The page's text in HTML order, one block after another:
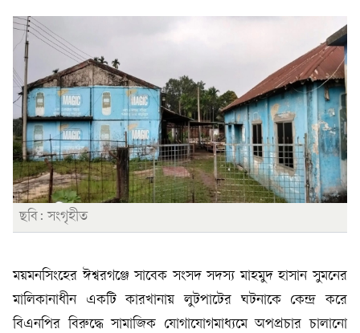
ছবি: সংগৃহীত
ময়মনসিংহের ঈশ্বরগঞ্জে সাবেক সংসদ সদস্য মাহমুদ হাসান সুমনের
মালিকানাধীন একটি কারখানায় লুটপাটের ঘটনাকে কেন্দ্র করে
বিএনপির বিরুদ্ধে সামাজিক যোগাযোগমাধ্যমে অপপ্রচার চালানো